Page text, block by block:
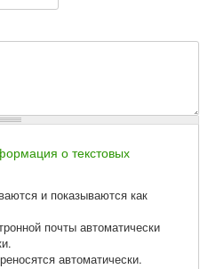
о текстовых
и показываются как
почты автоматически
автоматически.